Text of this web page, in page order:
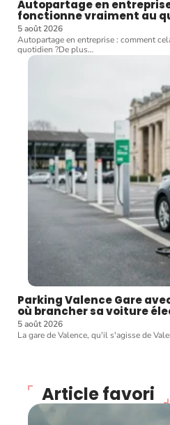
Autopartage en
fonctionne vraiment au
5 août 2026
Autopartage en entreprise : comment
quotidien ?De plus…
Parking Valence Gare
où brancher sa voiture
5 août 2026
La gare de Valence, qu'il s'agisse de
Article favori